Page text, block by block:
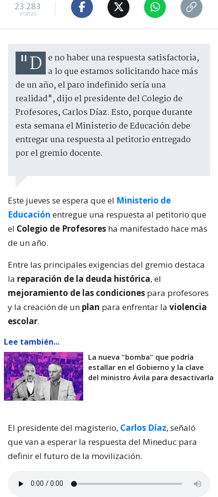
23.283
visitas
"De no haber una respuesta satisfactoria, a lo que estamos solicitando hace más
de un año, el paro indefinido sería una
realidad", dijo el presidente del Colegio de
Profesores, Carlos Díaz. Esto, porque durante
esta semana el Ministerio de Educación debe
entregar una respuesta al petitorio entregado
por el gremio docente.
Este jueves se espera que el Ministerio de
Educación entregue una respuesta al petitorio que
el Colegio de Profesores ha manifestado hace más
de un año.
Entre las principales exigencias del gremio destaca
la reparación de la deuda histórica, el
mejoramiento de las condiciones para profesores
y la creación de un plan para enfrentar la violencia
escolar.
Lee también...
La nueva "bomba" que podría
estallar en el Gobierno y la clave
del ministro Ávila para desactivarla
El presidente del magisterio, Carlos Díaz, señaló
que van a esperar la respuesta del Mineduc para
definir el futuro de la movilización.